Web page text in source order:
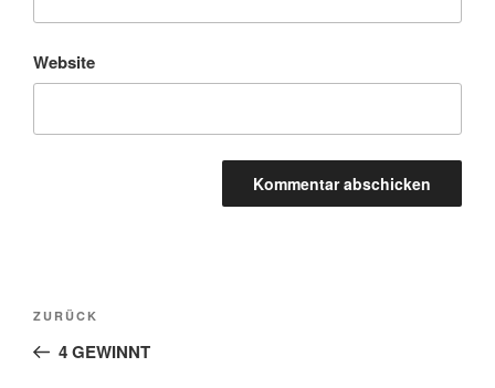
Website
Beitragsnavigation
Vorheriger
Beitrag
ZURÜCK
4 GEWINNT